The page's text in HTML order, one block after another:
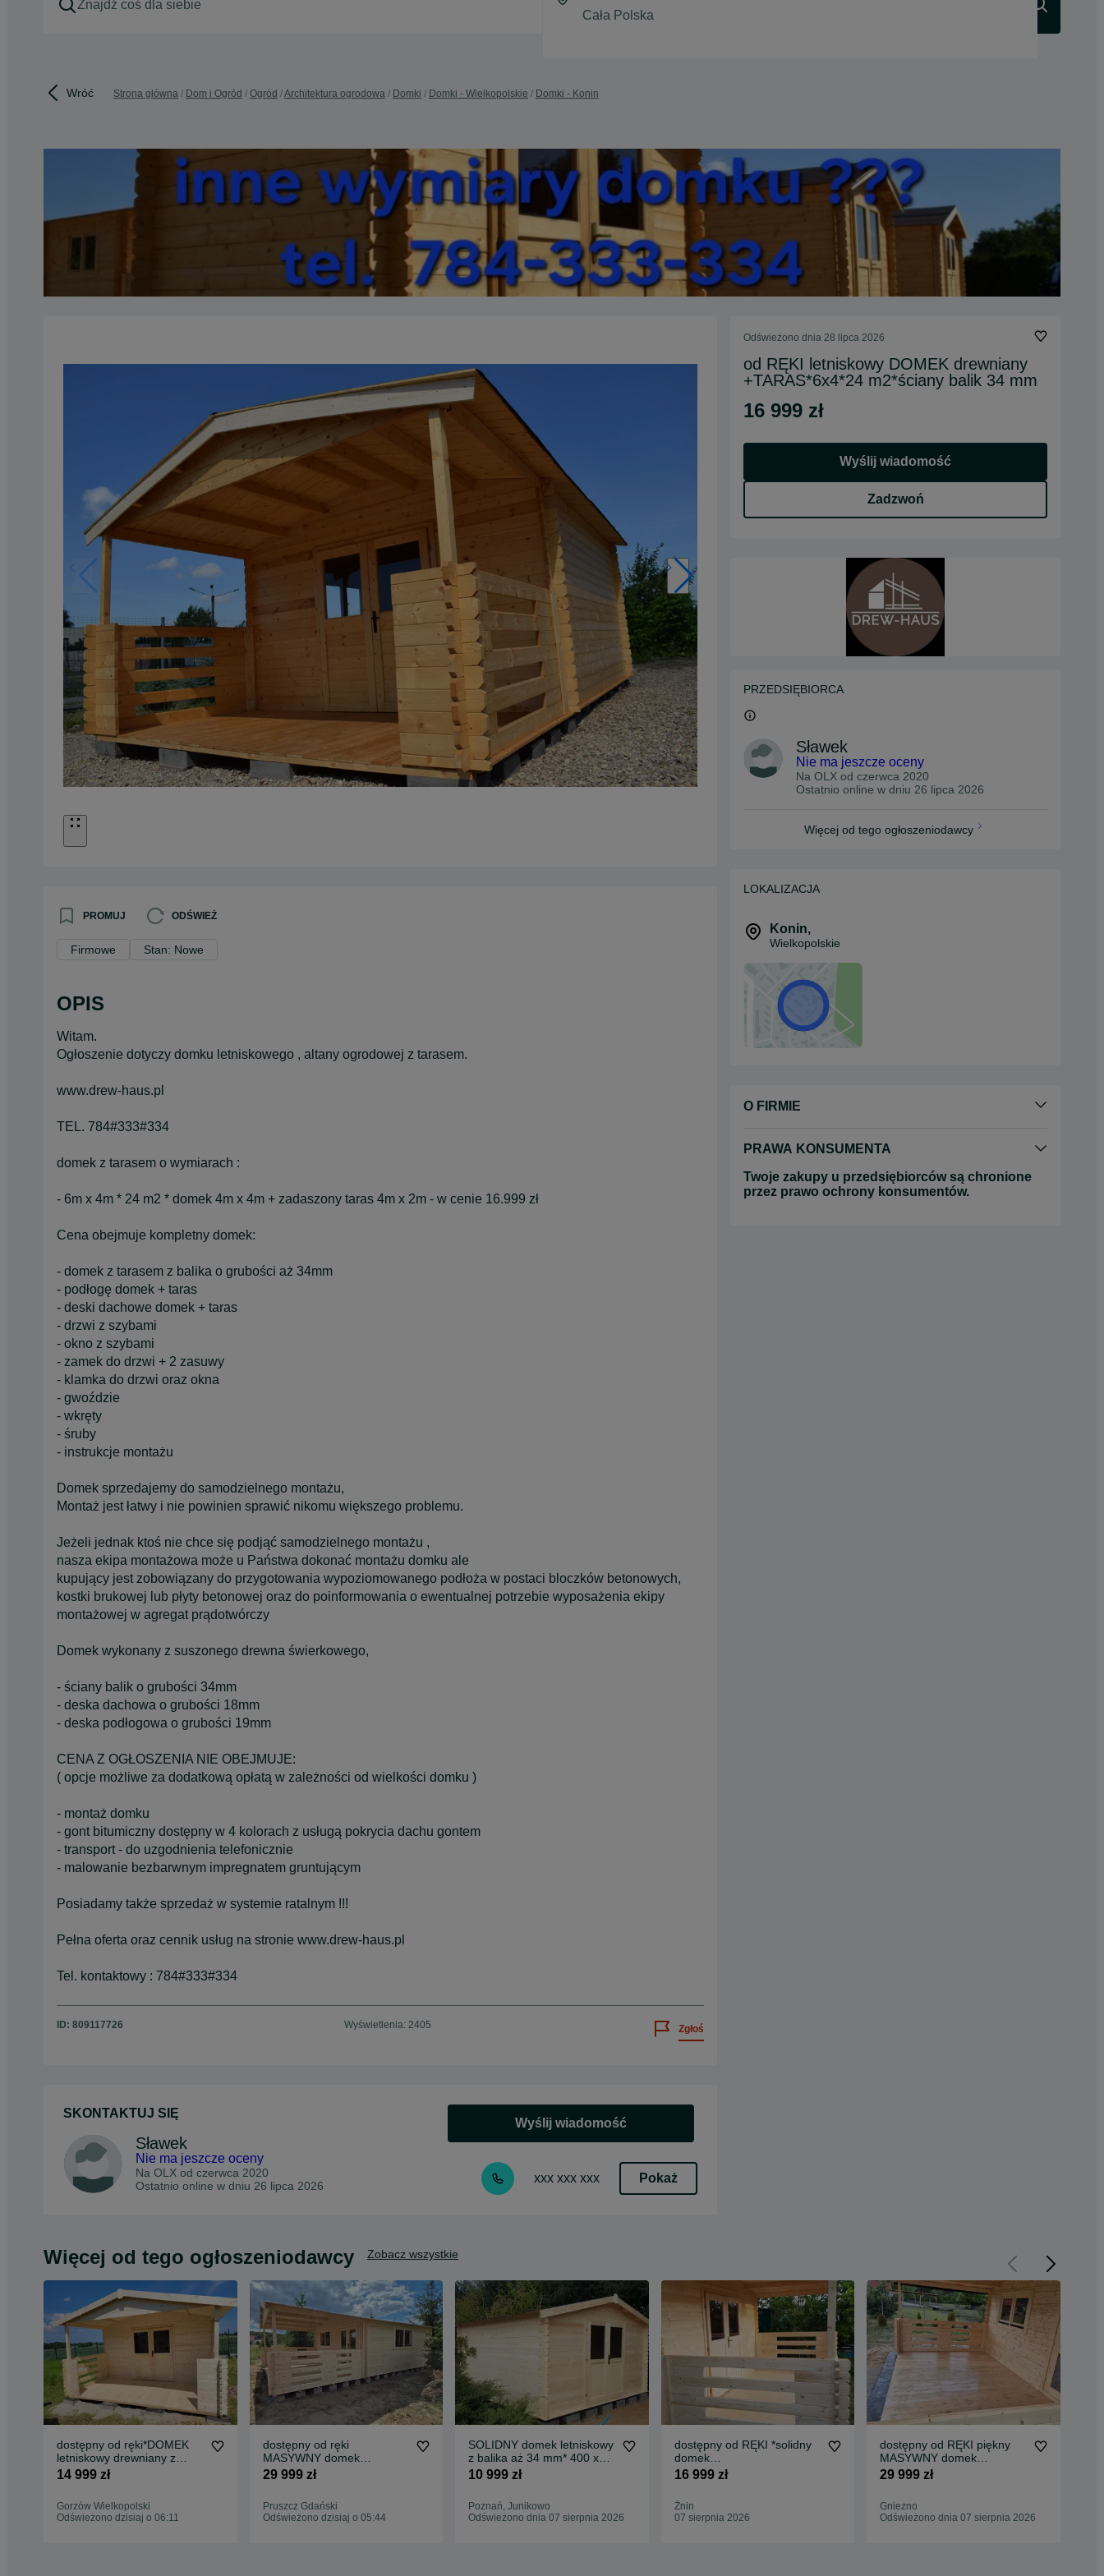
Wróć Strona główna Dom i Ogród Ogród Architektura ogrodowa Domki Domki - Wielkopolskie Domki - Konin
PROMUJ ODŚWIEŻ
Firmowe Stan: Nowe
OPIS
Witam.
Ogłoszenie dotyczy domku letniskowego , altany ogrodowej z tarasem.
www.drew-haus.pl
TEL. 784#333#334
domek z tarasem o wymiarach :
- 6m x 4m * 24 m2 * domek 4m x 4m + zadaszony taras 4m x 2m - w cenie 16.999 zł
Cena obejmuje kompletny domek:
- domek z tarasem z balika o grubości aż 34mm
- podłogę domek + taras
- deski dachowe domek + taras
- drzwi z szybami
- okno z szybami
- zamek do drzwi + 2 zasuwy
- klamka do drzwi oraz okna
- gwoździe
- wkręty
- śruby
- instrukcje montażu
Domek sprzedajemy do samodzielnego montażu,
Montaż jest łatwy i nie powinien sprawić nikomu większego problemu.
Jeżeli jednak ktoś nie chce się podjąć samodzielnego montażu ,
nasza ekipa montażowa może u Państwa dokonać montażu domku ale
kupujący jest zobowiązany do przygotowania wypoziomowanego podłoża w postaci bloczków betonowych,
kostki brukowej lub płyty betonowej oraz do poinformowania o ewentualnej potrzebie wyposażenia ekipy
montażowej w agregat prądotwórczy
Domek wykonany z suszonego drewna świerkowego,
- ściany balik o grubości 34mm
- deska dachowa o grubości 18mm
- deska podłogowa o grubości 19mm
CENA Z OGŁOSZENIA NIE OBEJMUJE:
( opcje możliwe za dodatkową opłatą w zależności od wielkości domku )
- montaż domku
- gont bitumiczny dostępny w 4 kolorach z usługą pokrycia dachu gontem
- transport - do uzgodnienia telefonicznie
- malowanie bezbarwnym impregnatem gruntującym
Posiadamy także sprzedaż w systemie ratalnym !!!
Pełna oferta oraz cennik usług na stronie www.drew-haus.pl
Tel. kontaktowy : 784#333#334
ID: 809117726 Wyświetlenia: 2405 Zgłoś
SKONTAKTUJ SIĘ
Sławek
Nie ma jeszcze oceny
Na OLX od czerwca 2020
Ostatnio online w dniu 26 lipca 2026
Wyślij wiadomość
xxx xxx xxx Pokaż
Odświeżono dnia 28 lipca 2026
od RĘKI letniskowy DOMEK drewniany
+TARAS*6x4*24 m2*ściany balik 34 mm
16 999 zł
Wyślij wiadomość
Zadzwoń
PRZEDSIĘBIORCA
Sławek
Nie ma jeszcze oceny
Na OLX od czerwca 2020
Ostatnio online w dniu 26 lipca 2026
Więcej od tego ogłoszeniodawcy
LOKALIZACJA
Konin,
Wielkopolskie
O FIRMIE
PRAWA KONSUMENTA
Twoje zakupy u przedsiębiorców są chronione
przez prawo ochrony konsumentów.
Więcej od tego ogłoszeniodawcy Zobacz wszystkie
dostępny od ręki*DOMEK
letniskowy drewniany z
BALIKA aż 34
14 999 zł
Gorzów Wielkopolski
Odświeżono dzisiaj o 06:11
dostępny od ręki
MASYWNY domek
drewniany + TARAS* 8m x
29 999 zł
Pruszcz Gdański
Odświeżono dzisiaj o 05:44
SOLIDNY domek letniskowy
z balika aż 34 mm* 400 x
400 * 16 m2*ogrodowy
10 999 zł
Poznań, Junikowo
Odświeżono dnia 07 sierpnia 2026
dostępny od RĘKI *solidny
domek
LETNISKOWY+taras*6x4*2
16 999 zł
Żnin
07 sierpnia 2026
dostępny od RĘKI piękny
MASYWNY domek
drewniany + TARAS* 8m x
29 999 zł
Gniezno
Odświeżono dnia 07 sierpnia 2026